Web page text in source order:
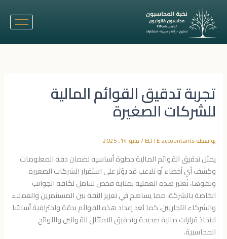
المحتوى
تجربة تدقيق القوائم المالية
للشركات الصغيرة
بواسطة ELITE accountants
/مايو 14, 2025
يمثل تدقيق القوائم المالية خطوة أساسية لضمان دقة المعلومات
وكشف أي أخطاء أو تلاعب قد يؤثر على استقرار الشركات الصغيرة
ونموها، تُعتبر هذه العملية بمثابة فحص شامل لكافة الجوانب
الخاصة بالشركة، مما يساهم في تعزيز الثقة بين المستثمرين والعملاء
والشركاء التجاريين، كما يُعد إعداد هذه القوائم بدقة واحترافية أساسًا
لاتخاذ قرارات مالية صحيحة وتحقيق الامتثال للقوانين واللوائح
المحاسبية.